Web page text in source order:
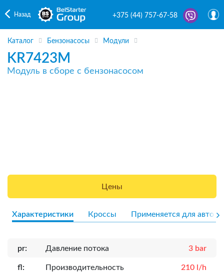
Назад +375 (44) 757-67-58
Каталог Бензонасосы Модули
KR7423M
Модуль в сборе с бензонасосом
Цены
Характеристики Кроссы Применяется для авто
pr: Давление потока 3 bar
fl: Производительность 210 l/h